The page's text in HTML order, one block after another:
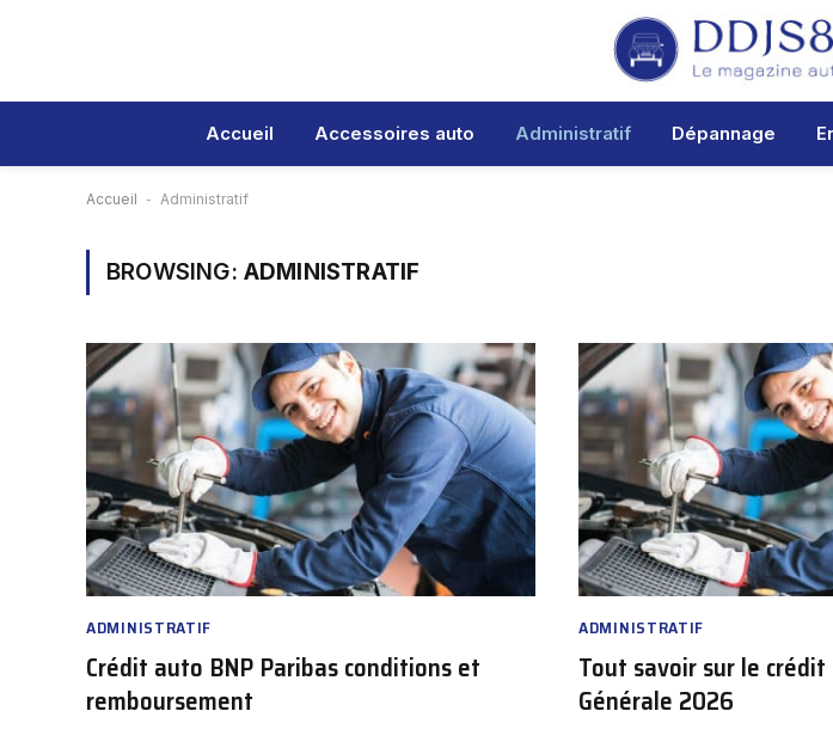
Accueil Accessoires auto Administratif Dépannage
Accueil - Administratif
BROWSING: ADMINISTRATIF
ADMINISTRATIF
Crédit auto BNP Paribas conditions et
remboursement
ADMINISTRATIF
Tout savoir sur le
Générale 2026